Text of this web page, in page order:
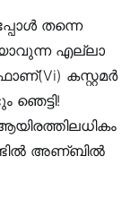
തന്നെ
എല്ലാ
കസ്റ്റമർ
ഞെട്ടി!
അണ്ബിൽ